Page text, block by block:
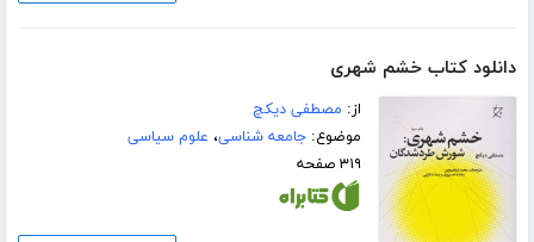
دانلود کتاب خشم شهری
از: مصطفی دیکچ
موضوع:جامعه شناسی، علوم سیاسی
۳۱۹ صفحه